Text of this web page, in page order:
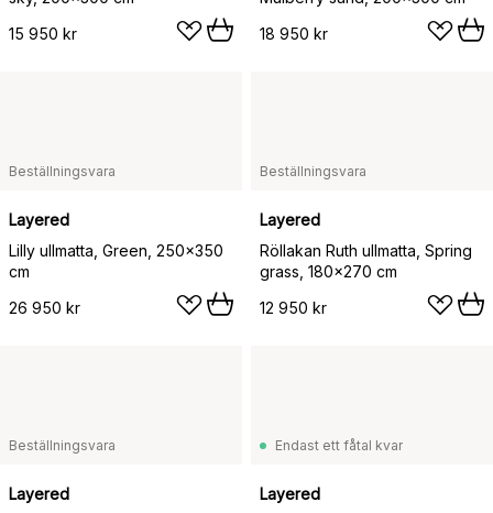
15 950 kr
18 950 kr
Beställningsvara
Layered
Lilly ullmatta, Green, 250x350
cm
26 950 kr
Beställningsvara
Layered
Röllakan Ruth ullmatta, Spring
grass, 180x270 cm
12 950 kr
Beställningsvara
Layered
Endast ett fåtal kvar
Layered